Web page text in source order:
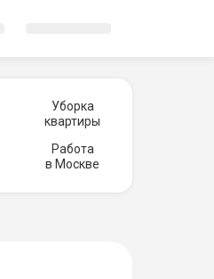
Уборка
квартиры
Работа
в Москве